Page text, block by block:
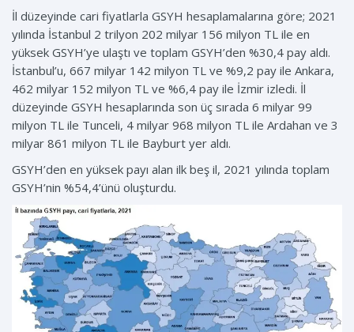
İl düzeyinde cari fiyatlarla GSYH hesaplamalarına göre; 2021
yılında İstanbul 2 trilyon 202 milyar 156 milyon TL ile en
yüksek GSYH’ye ulaştı ve toplam GSYH’den %30,4 pay aldı.
İstanbul’u, 667 milyar 142 milyon TL ve %9,2 pay ile Ankara,
462 milyar 152 milyon TL ve %6,4 pay ile İzmir izledi. İl
düzeyinde GSYH hesaplarında son üç sırada 6 milyar 99
milyon TL ile Tunceli, 4 milyar 968 milyon TL ile Ardahan ve 3
milyar 861 milyon TL ile Bayburt yer aldı.
GSYH’den en yüksek payı alan ilk beş il, 2021 yılında toplam
GSYH’nin %54,4’ünü oluşturdu.